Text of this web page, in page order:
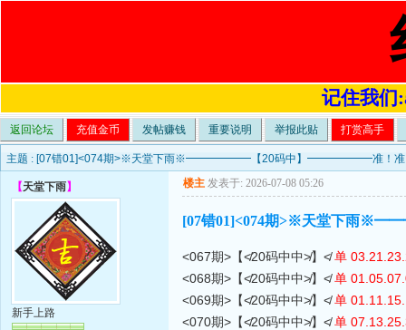
记住我们
返回论坛 充值金币 发帖赚钱 重要说明 举报此贴 打赏高手
主题 : [07错01]<074期>※天堂下雨※━━━━━━【20码中】━━━━━━准！准
【天堂下雨】
新手上路
楼主 发表于: 2026-07-08 05:26
[07错01]<074期>※天堂下雨
<067期>【≮20码中中≯】≮单
<068期>【≮20码中中≯】≮单
<069期>【≮20码中中≯】≮单
<070期>【≮20码中中≯】≮单